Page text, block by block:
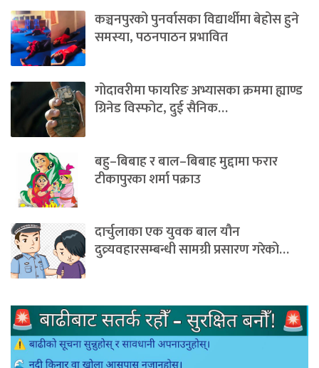
कञ्चनपुरको पुनर्वासका विद्यार्थीमा बेहोस हुने
समस्या, पठनपाठन प्रभावित
गोदावरीमा फायरिङ अभ्यासका क्रममा ह्याण्ड
ग्रिनेड विस्फोट, दुई सैनिक…
बहु–बिबाह र बाल–बिबाह मुद्दामा फरार
टीकापुरका शर्मा पक्राउ
दार्चुलाका एक युवक बाल यौन
दुव्र्यवहारसम्बन्धी सामग्री प्रसारण गरेको…